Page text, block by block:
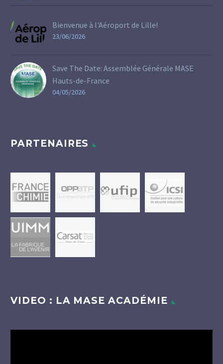
Bienvenue à l'Aéroport de Lille!
23/06/2026
Save The Date: Assemblée Générale MASE
Hauts-de-France
04/05/2026
PARTENAIRES
VIDEO : LA MASE ACADÉMIE